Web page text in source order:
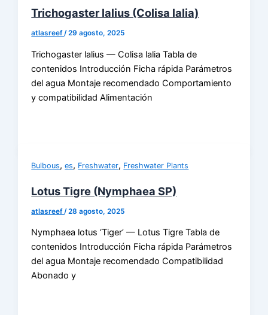
Trichogaster lalius (Colisa lalia)
atlasreef/29 agosto, 2025
Trichogaster lalius — Colisa lalia Tabla de
contenidos Introducción Ficha rápida Parámetros
del agua Montaje recomendado Comportamiento
y compatibilidad Alimentación
Bulbous,es, Freshwater, Freshwater Plants
Lotus Tigre (Nymphaea SP)
atlasreef /28 agosto, 2025
Nymphaea lotus ‘Tiger’ — Lotus Tigre Tabla de
contenidos Introducción Ficha rápida Parámetros
del agua Montaje recomendado Compatibilidad
Abonado y